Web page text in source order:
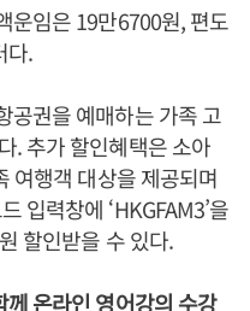
운임은 19만6700원, 편도
다.
공권을 예매하는 가족 고
. 추가 할인혜택은 소아
여행객 대상을 제공되며
입력창에 ‘HKGFAM3’을
할인받을 수 있다.
온라인 영어강의 수강